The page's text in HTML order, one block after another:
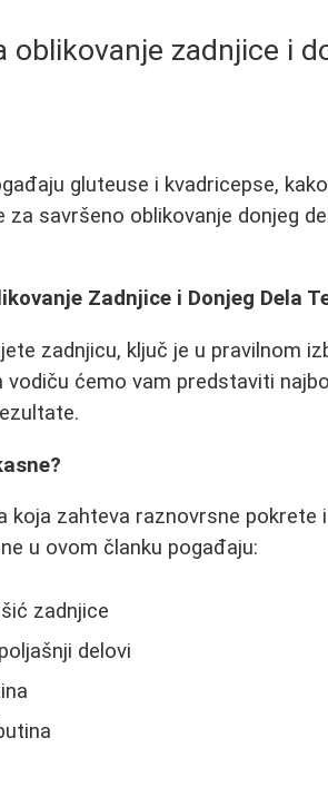
oblikovanje zadnjice i
gluteuse i kvadricepse,
savršeno oblikovanje donjeg
Zadnjice i Donjeg Dela
zadnjicu, ključ je u pravilnom
ćemo vam predstaviti
koja zahteva raznovrsne pokrete
u ovom članku pogađaju:
zadnjice
delovi